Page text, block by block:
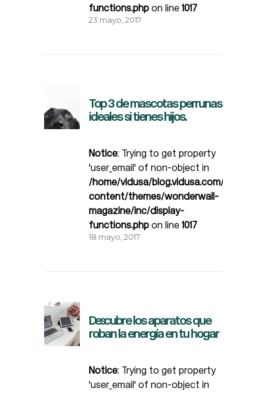
functions.php on line 1017
23 mayo, 2017
Top 3 de mascotas perrunas
ideales si tienes hijos.
Notice: Trying to get property
'user_email' of non-object in
/home/vidusa/blog.vidusa.com/wp-
content/themes/wonderwall-
magazine/inc/display-
functions.php on line 1017
18 mayo, 2017
Descubre los aparatos que
roban la energía en tu hogar
Notice: Trying to get property
'user_email' of non-object in